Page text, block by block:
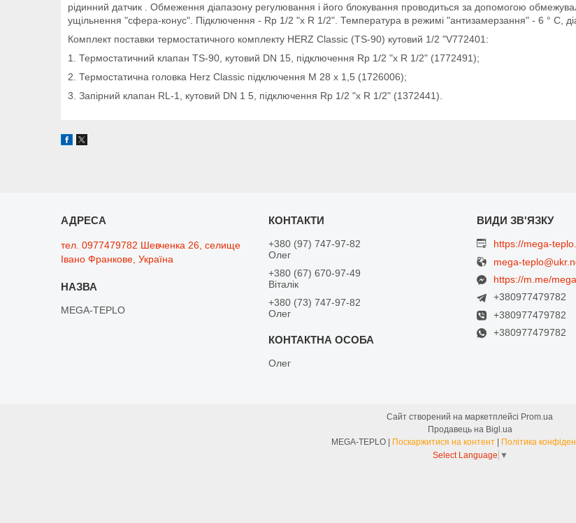
рідинний датчик . Обмеження діапазону регулювання і його блокування проводиться за допомогою
ущільнення "cфера-конус". Підключення - Rp 1/2 "x R 1/2". Температура в режимі "антизамерзання" - 6 ° C,
Комплект поставки термостатичного комплекту HERZ Classic (TS-90) кутовий 1/2 "V772401:
1. Термостатичний клапан TS-90, кутовий DN 15, підключення Rp 1/2 "x R 1/2" (1772491);
2. Термостатична головка Herz Classic підключення М 28 х 1,5 (1726006);
3. Запірний клапан RL-1, кутовий DN 1 5, підключення Rp 1/2 "x R 1/2" (1372441).
тел. 0977479782 Шевченка 26, селище
Івано Франкове, Україна
MEGA-TEPLO
+380 (97) 747-97-82
Олег
+380 (67) 670-97-49
Віталік
+380 (73) 747-97-82
Олег
Олег
https://mega-
mega-
https://m.me/
+380977479782
+380977479782
+380977479782
Сайт створений на маркетплейсі Prom.ua
Продавець на Bigl.ua
MEGA-TEPLO | Поскаржитися на контент | Політика
Select Language ▼